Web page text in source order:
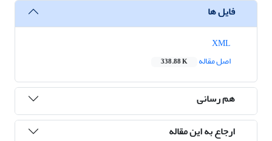
فایل ها
اصل مقاله
338.88 K
هم رسانی
ارجاع به این مقاله